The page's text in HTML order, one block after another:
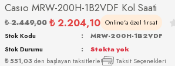
Casıo MRW-200H-1B2VDF Kol Saati
₺ 2.449,00 ₺ 2.204,10 Online'a özel fırsat
₺ 551,03 den başlayan taksitlerle! Taksit Seçenekleri
Stok Kodu
MRW-200H-1B2VDF
Stok Durumu
Stokta yok